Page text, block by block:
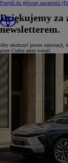
Przejdź do głównej zawartości
Dziękujemy za
newsletterem.
Aby ukończyć proces
przez Ciebie adres e-mail.